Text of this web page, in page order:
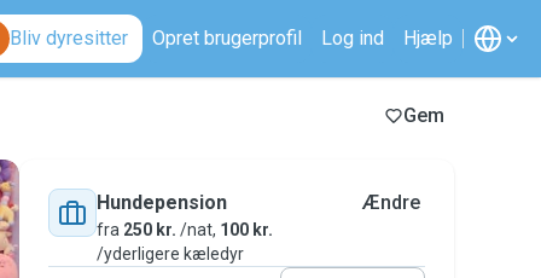
Bliv dyresitter Opret brugerprofil Log ind Hjælp
Gem
Hundepension
fra 250 kr. /nat, 100 kr.
/yderligere kæledyr
Ændre